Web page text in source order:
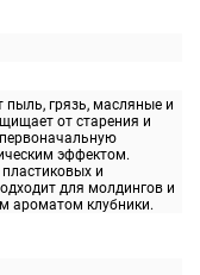
пыль, грязь, масляные и
от старения и
эффектом.
и
для молдингов и
ароматом клубники.